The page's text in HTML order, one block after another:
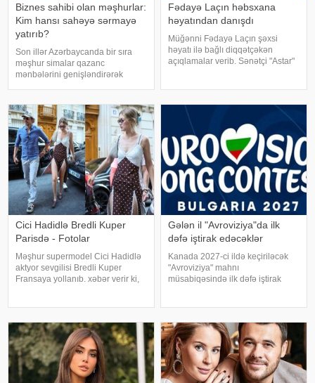
Biznes sahibi olan məşhurlar:
Kim hansı sahəyə sərmayə
yatırıb?
Son illər Azərbaycanda bir sıra
məşhur simalar qazanc
mənbələrini genişləndirərək
restoran, kafe, geyim, gözəllik və
qida sektorunda fəaliyyət
göstərən, öz adları il
Fədayə Laçın həbsxana
həyatından danışdı
Müğənni Fədayə Laçın şəxsi
həyatı ilə bağlı diqqətçəkən
açıqlamalar verib. Sənətçi "Astar"
xəyanət etdikdən sonra
valideynlər
Cici Hadidlə Bredli Kuper
Parisdə - Fotolar
Məşhur supermodel Cici Hadidlə
aktyor sevgilisi Bredli Kuper
Fransaya yollanıb. xəbər verir ki,
Malikdən ayrıldıqdan sonra Cicini
Gələn il "Avroviziya"da ilk
dəfə iştirak edəcəklər
Kanada 2027-ci ildə keçiriləcək
"Avroviziya" mahnı
müsabiqəsində ilk dəfə iştirak
Kanada 2015-ci ildə yarışmay